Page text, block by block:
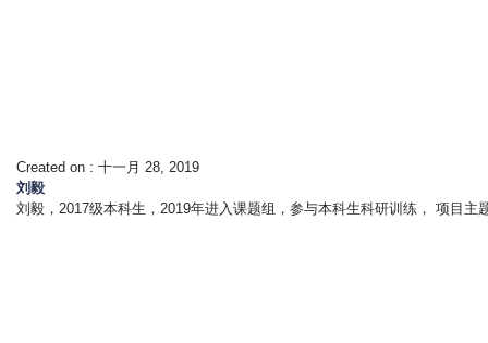
Created on : 十一月 28, 2019
刘毅
刘毅，2017级本科生，2019年进入课题组，参与本科生科研训练， 项目主